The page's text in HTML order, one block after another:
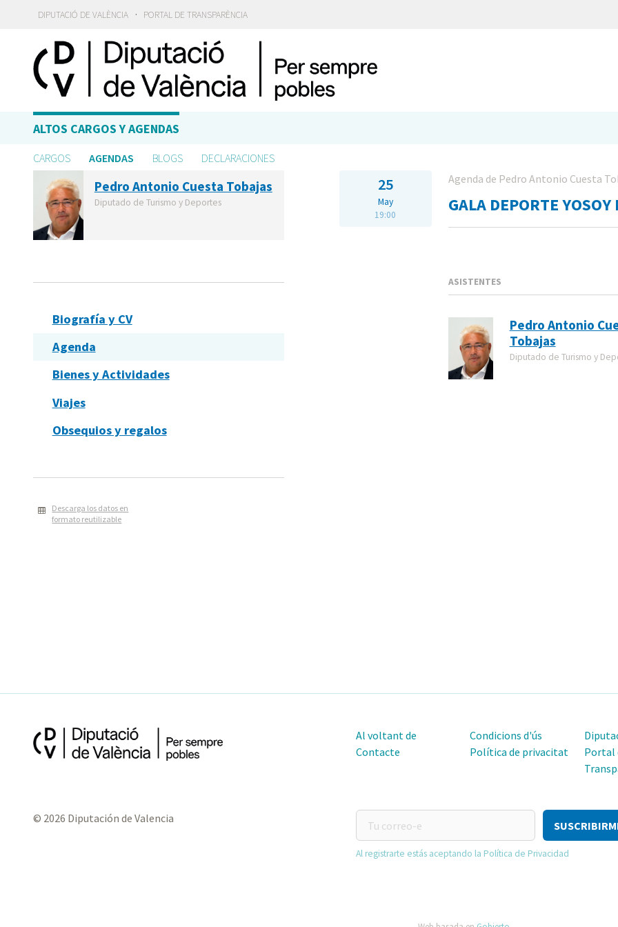
DIPUTACIÓ DE VALÈNCIA · PORTAL DE TRANSPARÈNCIA
ALTOS CARGOS Y AGENDAS
CARGOS AGENDAS BLOGS DECLARACIONES
Pedro Antonio Cuesta Tobajas
Diputado de Turismo y Deportes
Biografía y CV
Agenda
Bienes y Actividades
Viajes
Obsequios y regalos
Descarga los datos en
formato reutilizable
25
May
19:00
Agenda de Pedro Antonio Cuesta
GALA DEPORTE
ASISTENTES
Pedro Antonio
Tobajas
Diputado de Turismo y
Al voltant de
Contacte
Condicions d'ús
Política de privacitat
Portal
© 2026 Diputación de Valencia
correo-
e
Al registrarte estás aceptando la Política de Privacidad